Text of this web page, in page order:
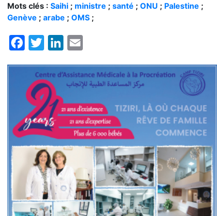
Mots clés : Saihi ; ministre ; santé ; ONU ; Palestine ;
Genève ; arabe ; OMS ;
Facebook
TwitterLinkedIn